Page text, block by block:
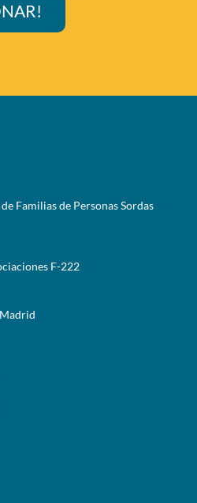
Familias de Personas Sordas
F-222